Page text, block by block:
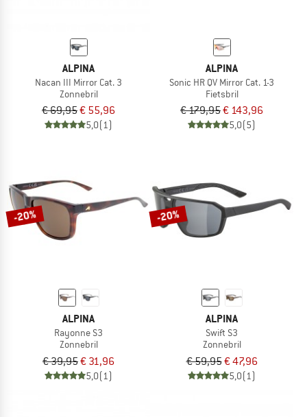
ALPINA
Nacan III Mirror Cat. 3
Zonnebril
€ 69,95€ 55,96
5,0(1)
ALPINA
Sonic HR QV Mirror Cat. 1-3
Fietsbril
€ 179,95€ 143,96
5,0(5)
-20%
ALPINA
Rayonne S3
Zonnebril
€ 39,95€ 31,96
5,0(1)
-20%
ALPINA
Swift S3
Zonnebril
€ 59,95€ 47,96
5,0(1)